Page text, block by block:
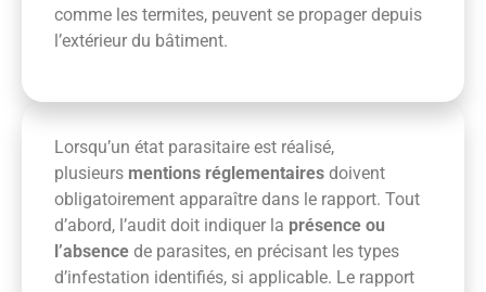
comme les termites, peuvent se propager depuis
l’extérieur du bâtiment.
Lorsqu’un état parasitaire est réalisé,
plusieurs mentions réglementaires doivent
obligatoirement apparaître dans le rapport. Tout
d’abord, l’audit doit indiquer la présence ou
l’absence de parasites, en précisant les types
d’infestation identifiés, si applicable. Le rapport